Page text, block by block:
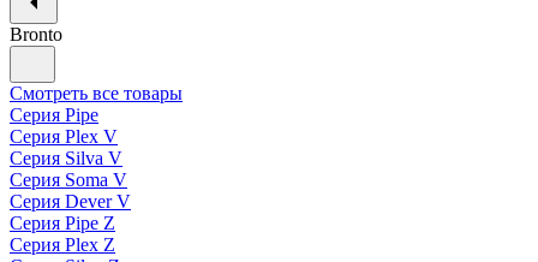
Bronto
Смотреть все товары
Серия Pipe
Серия Plex V
Серия Silva V
Серия Soma V
Серия Dever V
Серия Pipe Z
Серия Plex Z